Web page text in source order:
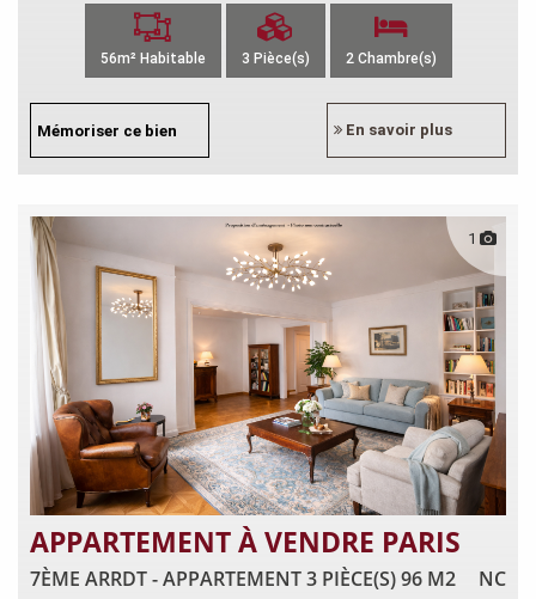
56m² Habitable 3 Pièce(s) 2 Chambre(s)
Mémoriser ce bien En savoir plus
1
APPARTEMENT À VENDRE PARIS
7ÈME ARRDT - APPARTEMENT 3 PIÈCE(S) 96 M2 NC